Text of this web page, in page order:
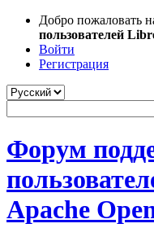
Добро пожаловать
пользователей
Войти
Регистрация
Форум
Apache